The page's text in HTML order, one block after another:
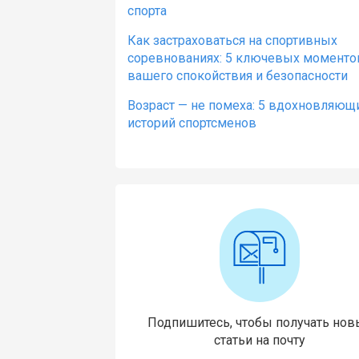
спорта
Как застраховаться на спортивных
соревнованиях: 5 ключевых
вашего спокойствия и безопасности
Возраст — не помеха: 5
историй спортсменов
Подпишитесь, чтобы получать
статьи на почту